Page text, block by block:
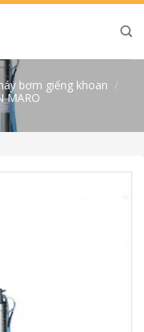
bơm giếng khoan /
MARO